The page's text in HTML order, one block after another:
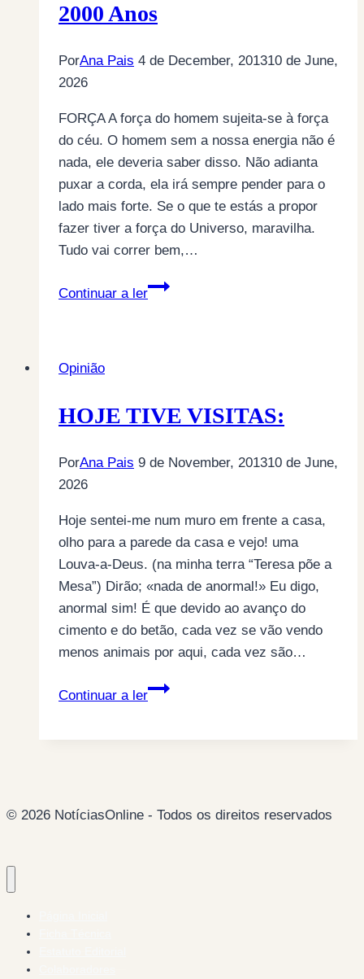
2000 Anos
PorAna Pais 4 de December, 201310 de June,
2026
FORÇA A força do homem sujeita-se à força
do céu. O homem sem a nossa energia não é
nada, ele deveria saber disso. Não adianta
puxar a corda, ela irá sempre pender para o
lado mais forte. Se o que te estás a propor
fazer tiver a força do Universo, maravilha.
Tudo vai correr bem,…
Continuar a ler
Religião
Opinião
HOJE TIVE VISITAS:
PorAna Pais 9 de November, 201310 de June,
2026
Hoje sentei-me num muro em frente a casa,
olho para a parede da casa e vejo! uma
Louva-a-Deus. (na minha terra “Teresa põe a
Mesa”) Dirão; «nada de anormal!» Eu digo,
anormal sim! É que devido ao avanço do
cimento e do betão, cada vez se vão vendo
menos animais por aqui, cada vez são…
Continuar a ler
HOJE
© 2026 NotíciasOnline - Todos os direitos reservados